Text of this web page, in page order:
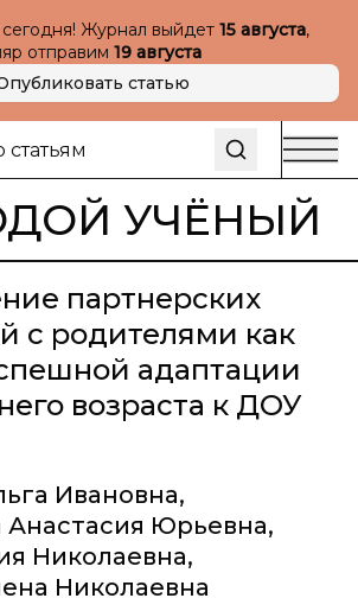
сегодня! Журнал выйдет 15 августа,
отправим 19 августа
статью
УЧЁНЫЙ
партнерских
с родителями как
адаптации
возраста к ДОУ
Ивановна,
Юрьевна,
Николаевна,
Николаевна